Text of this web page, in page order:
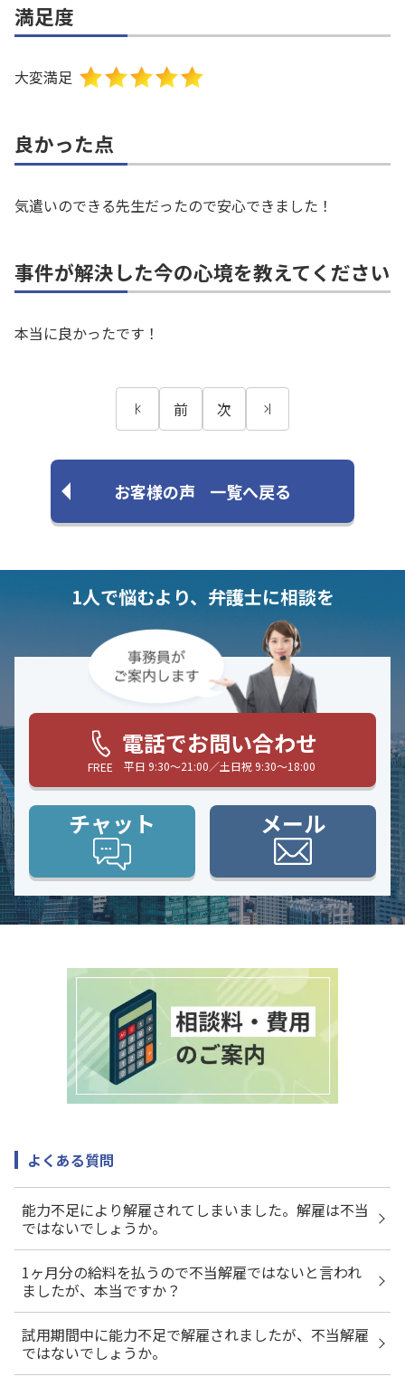
満足度
大変満足
良かった点
気遣いのできる先生だったので安心できました！
事件が解決した今の心境を教えてください
本当に良かったです！
前 次
お客様の声 一覧へ戻る
1人で悩むより、弁護士に相談を
FREE
電話でお問い合わせ
平日 9:30〜21:00／土日祝 9:30〜18:00
チャット メール
よくある質問
能力不足により解雇されてしまいました。解雇は不当
ではないでしょうか。
1ヶ月分の給料を払うので不当解雇ではないと言われ
ましたが、本当ですか？
試用期間中に能力不足で解雇されましたが、不当解雇
ではないでしょうか。